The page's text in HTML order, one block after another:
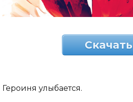
Скачать
Героиня улыбается.